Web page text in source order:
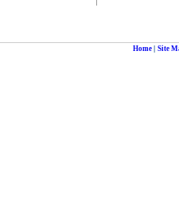
Home | Site